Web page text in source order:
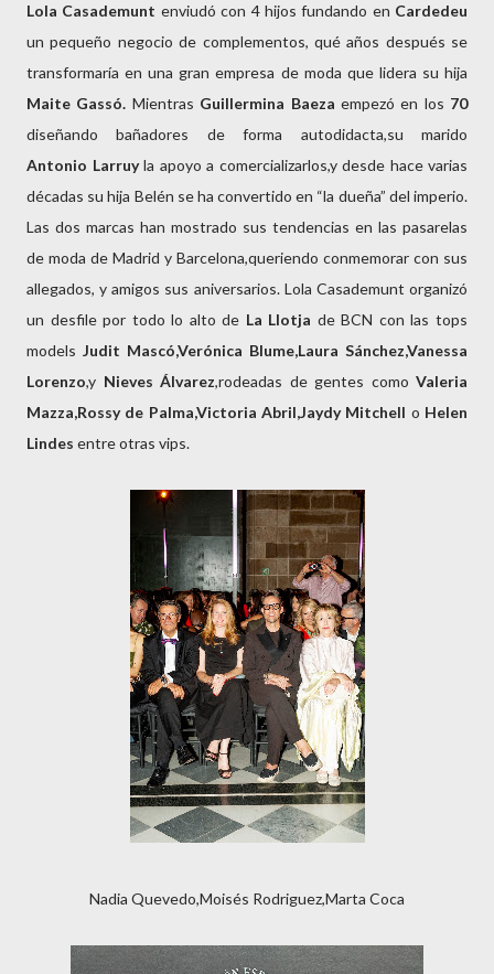
Lola Casademunt enviudó con 4 hijos fundando en Cardedeu
un pequeño negocio de complementos, qué años después se
transformaría en una gran empresa de moda que lidera su hija
Maite Gassó. Mientras Guillermina Baeza empezó en los 70
diseñando bañadores de forma autodidacta,su marido
Antonio Larruyla apoyo a comercializarlos,y desde hace varias
décadas su hija Belén se ha convertido en “la dueña” del imperio.
Las dos marcas han mostrado sus tendencias en las pasarelas
de moda de Madrid y Barcelona,queriendo conmemorar con sus
allegados, y amigos sus aniversarios. Lola Casademunt organizó
un desfile por todo lo alto de La Llotja de BCN con las tops
models Judit Mascó,Verónica Blume,Laura Sánchez,Vanessa
Lorenzo,y Nieves Álvarez,rodeadas de gentes como Valeria
Mazza,Rossy de Palma,Victoria Abril,Jaydy Mitchell o Helen
Lindes entre otras vips.
Nadia Quevedo,Moisés Rodriguez,Marta Coca